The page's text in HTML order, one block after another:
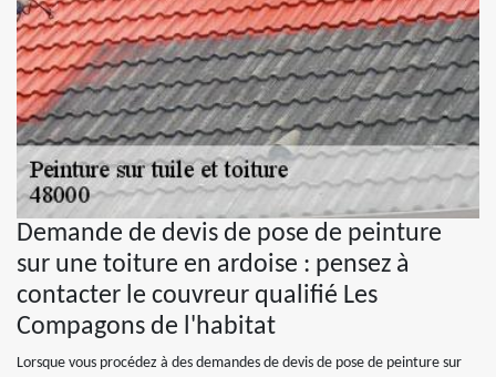
Demande de devis de pose de peinture
sur une toiture en ardoise : pensez à
contacter le couvreur qualifié Les
Compagons de l'habitat
Lorsque vous procédez à des demandes de devis de pose de peinture sur